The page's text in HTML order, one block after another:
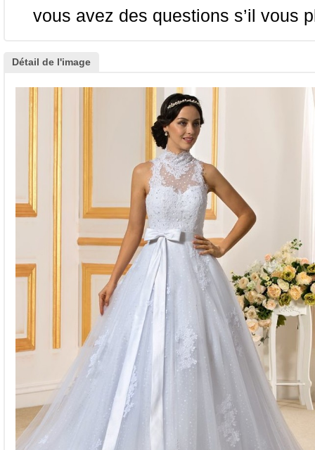
vous avez des questions s’il vous
Détail de l'image